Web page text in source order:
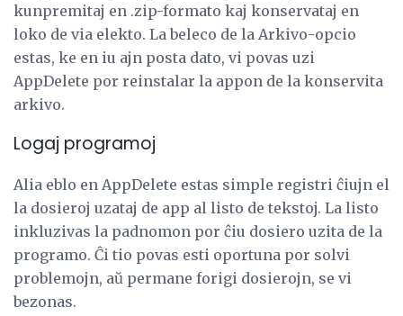
kunpremitaj en .zip-formato kaj konservataj en
loko de via elekto. La beleco de la Arkivo-opcio
estas, ke en iu ajn posta dato, vi povas uzi
AppDelete por reinstalar la appon de la konservita
arkivo.
Logaj programoj
Alia eblo en AppDelete estas simple registri ĉiujn el
la dosieroj uzataj de app al listo de tekstoj. La listo
inkluzivas la padnomon por ĉiu dosiero uzita de la
programo. Ĉi tio povas esti oportuna por solvi
problemojn, aŭ permane forigi dosierojn, se vi
bezonas.